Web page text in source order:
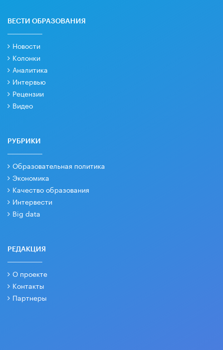
ВЕСТИ ОБРАЗОВАНИЯ
Новости
Колонки
Аналитика
Интервью
Рецензии
Видео
РУБРИКИ
Образовательная политика
Экономика
Качество образования
Интервести
Big data
РЕДАКЦИЯ
О проекте
Контакты
Партнеры